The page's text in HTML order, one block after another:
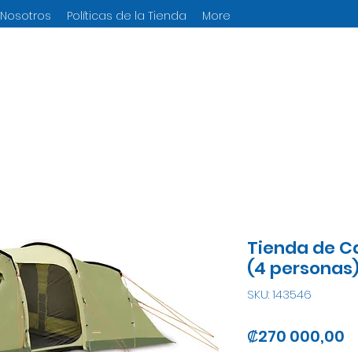
Políticas de la Tienda More
Tienda de
(4
SKU: 143546
₡270 000,00